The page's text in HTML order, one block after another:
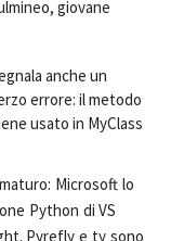
giovane
anche un
errore: il metodo
usato in MyClass
Microsoft lo
Python di VS
Pyrefly e ty sono